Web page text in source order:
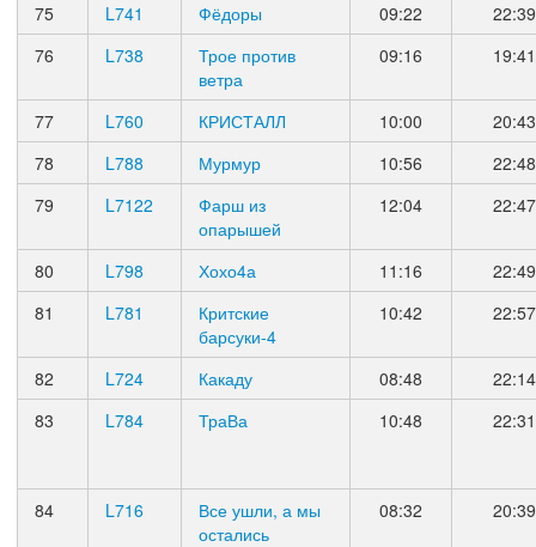
75
L741 Фёдоры 09:22
22:39
76
L738
Трое против
ветра
09:16 19:41
77 L760 КРИСТАЛЛ 10:00
20:43
78
L788 Мурмур 10:56
22:48
79
L7122
Фарш из
опарышей
12:04 22:47
80 L798 Хохо4а 11:16
22:49
81
L781
Критские
барсуки-4
10:42 22:57
82 L724 Какаду 08:48
22:14
83
L784 ТраВа 10:48 22:31
84 L716
Все ушли, а мы
остались
08:32 20:39